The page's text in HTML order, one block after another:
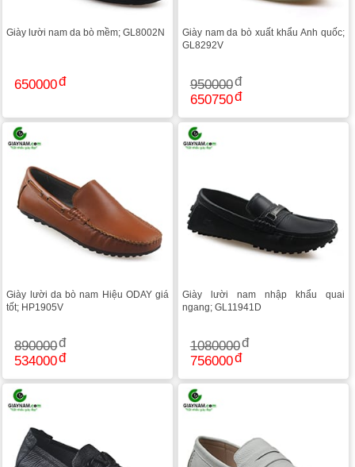
Giày lười nam da bò mềm; GL8002N
650000
Giày nam da bò xuất khẩu Anh quốc;
GL8292V
950000
650750
Giày lười da bò nam Hiệu ODAY giá
tốt; HP1905V
890000
534000
Giày lười nam nhập khẩu quai
ngang; GL11941D
1080000
756000